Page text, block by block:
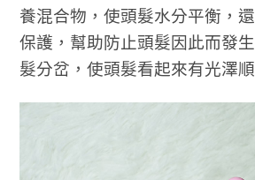
養混合物，使頭髮⽔分平衡，
保護，幫助防⽌頭髮因此⽽發
髮分岔，使頭髮看起來有光澤順